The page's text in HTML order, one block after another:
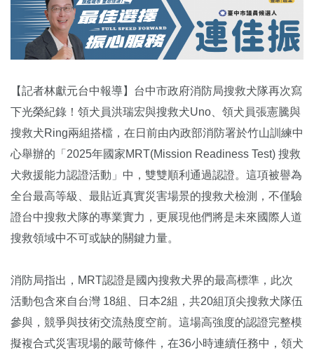
【記者林獻元台中報導】台中市政府消防局搜救犬隊再次寫
下光榮紀錄！領犬員洪瑞宏與搜救犬Uno、領犬員張憲騰與
搜救犬Ring兩組搭檔，在日前由內政部消防署於竹山訓練中
心舉辦的「2025年國家MRT(Mission Readiness Test) 搜救
犬救援能力認證活動」中，雙雙順利通過認證。這項被譽為
全台最高等級、最貼近真實災害場景的搜救犬檢測，不僅驗
證台中搜救犬隊的專業實力，更展現他們將是未來國際人道
搜救領域中不可或缺的關鍵力量。
消防局指出，MRT認證是國內搜救犬界的最高標準，此次
活動包含來自台灣 18組、日本2組，共20組頂尖搜救犬隊伍
參與，競爭與技術交流熱度空前。這場高強度的認證完整模
擬複合式災害現場的嚴苛條件，在36小時連續任務中，領犬